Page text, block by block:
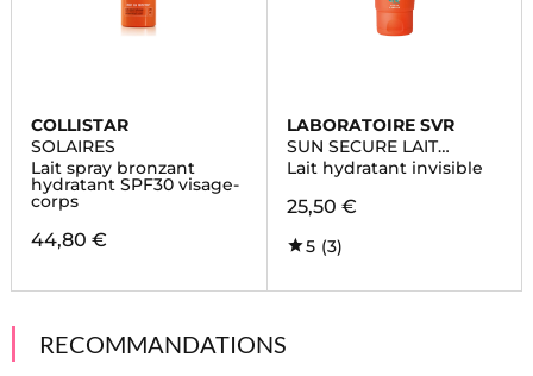
COLLISTAR
SOLAIRES
Lait spray bronzant
hydratant SPF30 visage-
corps
44,80 €
LABORATOIRE SVR
SUN SECURE LAIT
SPF50+
Lait hydratant invisible
25,50 €
5 (3)
RECOMMANDATIONS